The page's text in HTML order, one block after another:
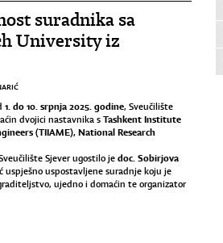
suradnika sa
University iz
1. do 10. srpnja 2025. godine, Sveučilište
dvojici nastavnika s Tashkent Institute
(TIIAME), National Research
Sjever ugostilo je doc. Sobirjova
uspješno uspostavljene suradnje koju je
ujedno i domaćin te organizator